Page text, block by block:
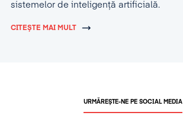
sistemelor de inteligență artificială.
CITEȘTE MAI MULT
URMĂREȘTE-NE PE SOCIAL MEDIA